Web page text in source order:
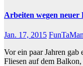
Arbeiten wegen neuer
Jan. 17, 2015
Vor ein paar Jahren gab
Fliesen auf dem